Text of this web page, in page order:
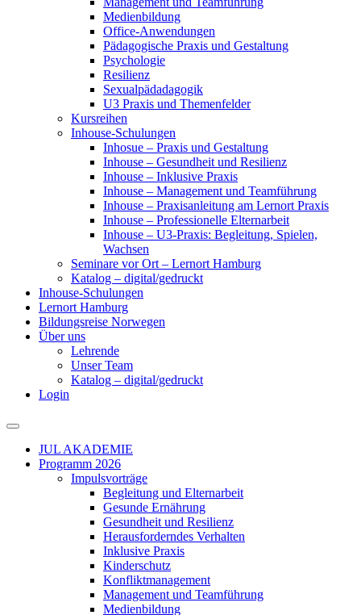
Medienbildung
Office-Anwendungen
Pädagogische Praxis und Gestaltung
Psychologie
Resilienz
Sexualpädadagogik
U3 Praxis und Themenfelder
Kursreihen
Inhouse-Schulungen
Inhosue – Praxis und Gestaltung
Inhouse – Gesundheit und Resilienz
Inhouse – Inklusive Praxis
Inhouse – Management und Teamführung
Inhouse – Praxisanleitung am Lernort Praxis
Inhouse – Professionelle Elternarbeit
Inhouse – U3-Praxis: Begleitung, Spielen,
Wachsen
Seminare vor Ort – Lernort Hamburg
Katalog – digital/gedruckt
Inhouse-Schulungen
Lernort Hamburg
Bildungsreise Norwegen
Über uns
Lehrende
Unser Team
Katalog – digital/gedruckt
Login
JUL AKADEMIE
Programm 2026
Impulsvorträge
Begleitung und Elternarbeit
Gesunde Ernährung
Gesundheit und Resilienz
Herausforderndes Verhalten
Inklusive Praxis
Kinderschutz
Konfliktmanagement
Management und Teamführung
Medienbildung